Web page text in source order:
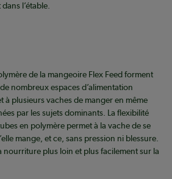
l’étable.
de la mangeoire Flex Feed forment
nombreux espaces d’alimentation
à plusieurs vaches de manger en même
par les sujets dominants. La flexibilité
en polymère permet à la vache de se
mange, et ce, sans pression ni blessure.
nourriture plus loin et plus facilement sur la